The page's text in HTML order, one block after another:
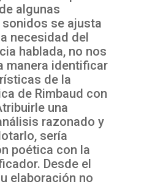
algunas
se ajusta
necesidad del
hablada, no nos
manera identificar
de la
de Rimbaud con
una
razonado y
sería
poética con la
Desde el
elaboración no